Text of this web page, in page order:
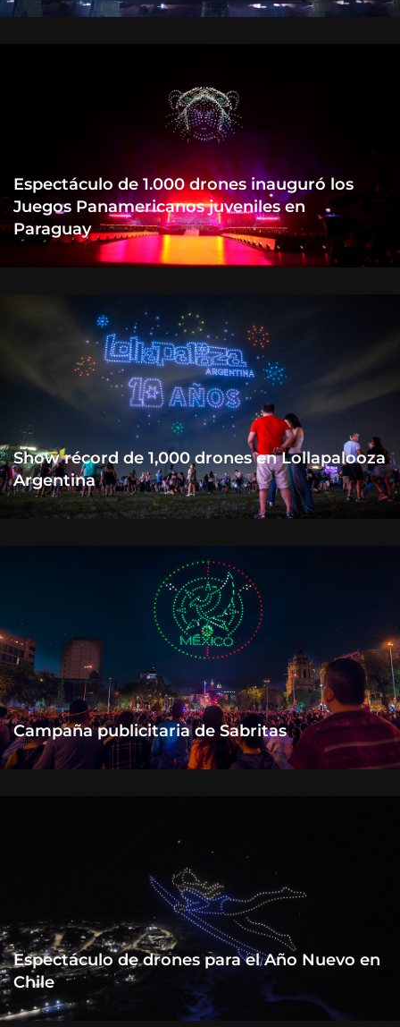
Espectáculo de 1.000 drones inauguró los
Juegos Panamericanos juveniles en
Paraguay
Show récord de 1,000 drones en Lollapalooza
Argentina
Campaña publicitaria de Sabritas
Espectáculo de drones para el Año Nuevo en
Chile